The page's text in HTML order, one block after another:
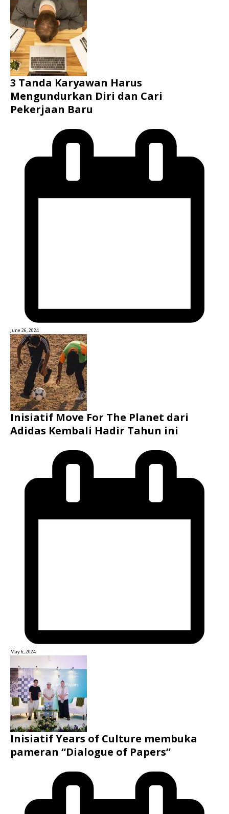
3 Tanda Karyawan Harus
Mengundurkan Diri dan Cari
Pekerjaan Baru
June 26, 2024
Inisiatif Move For The Planet dari
Adidas Kembali Hadir Tahun ini
May 6, 2024
Inisiatif Years of Culture membuka
pameran “Dialogue of Papers”